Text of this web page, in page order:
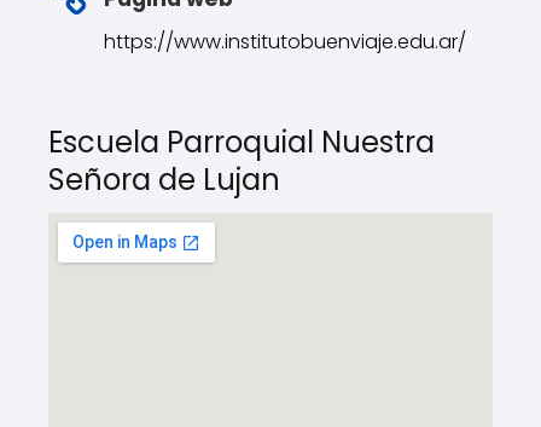
https://www.institutobuenviaje.edu.ar/
Escuela Parroquial Nuestra
Señora de Lujan